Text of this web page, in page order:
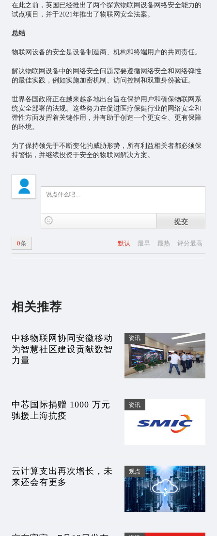
在此之前，英国已经推出了两个探索物联网设备网络安全能力的
试点项目，并于2021年推出了物联网安全法案。
总结
物联网设备的安全是设备制造商、机构和终端用户的共同责任。
解决物联网设备中的网络安全问题需要遵循网络安全和网络弹性
的最佳实践，例如实施加密机制、访问控制和双重身份验证。
世界各国政府正在越来越多地出台旨在保护用户和确保物联网系
统安全部署的法规。这些努力在促进医疗保健行业的网络安全和
弹性方面发挥着关键作用，并有助于创造一个更安全、更有保障
的环境。
为了保持领先于不断变化的威胁形势，所有利益相关者都必须保
持警惕，并继续投资于安全的物联网解决方案。
提交
默认 最早 最热 评分最高
0条
相关推荐
中移物联网协同安徽移动
为智慧社区建设贡献数智
力量
资讯
中芯国际捐赠 1000 万元
驰援上海抗疫
资讯
云计算支出再次增长，未
来还会有更多
观点